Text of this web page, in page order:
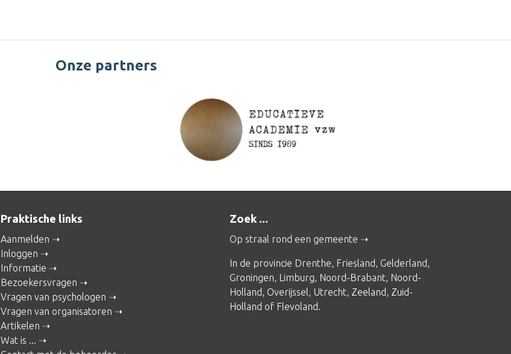
Onze partners
Praktische links
Aanmelden
Inloggen
Informatie
Bezoekersvragen
Vragen van psychologen
Vragen van organisatoren
Artikelen
Wat is ...
Zoek ...
Op straal rond een gemeente
In de provincie Drenthe, Friesland, Gelderland,
Groningen, Limburg, Noord-Brabant, Noord-
Holland, Overijssel, Utrecht, Zeeland, Zuid-
Holland of Flevoland.